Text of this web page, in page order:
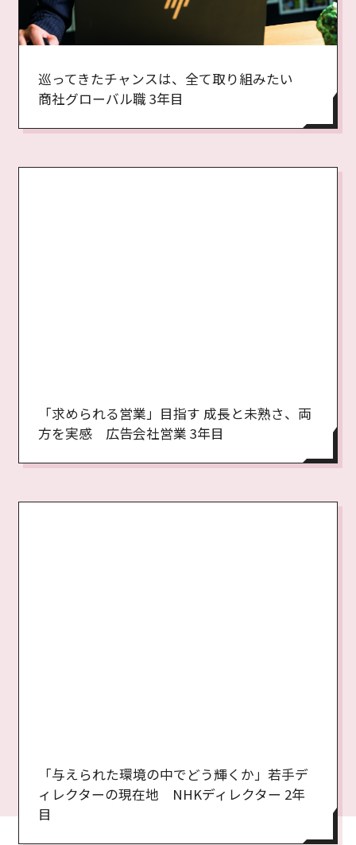
巡ってきたチャンスは、全て取り組みたい
商社グローバル職 3年目
「求められる営業」目指す 成長と未熟さ、両
方を実感 広告会社営業 3年目
「与えられた環境の中でどう輝くか」若手デ
ィレクターの現在地 NHKディレクター 2年
目